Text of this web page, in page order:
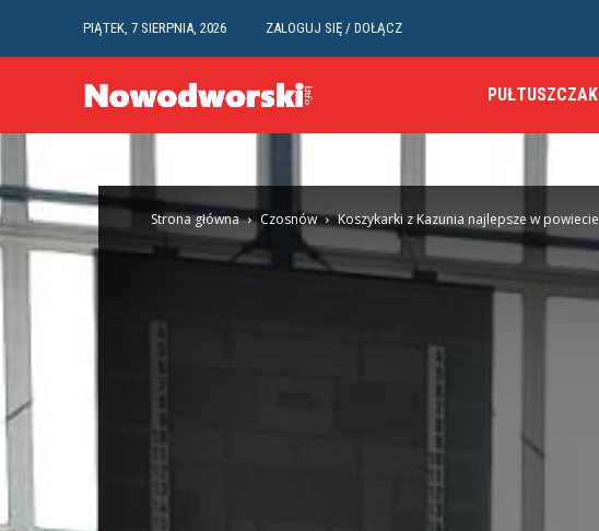
PIĄTEK, 7 SIERPNIA, 2026 ZALOGUJ SIĘ / DOŁĄCZ
PUŁTUSZCZAK
Strona główna Czosnów Koszykarki z Kazunia najlepsze w powiecie